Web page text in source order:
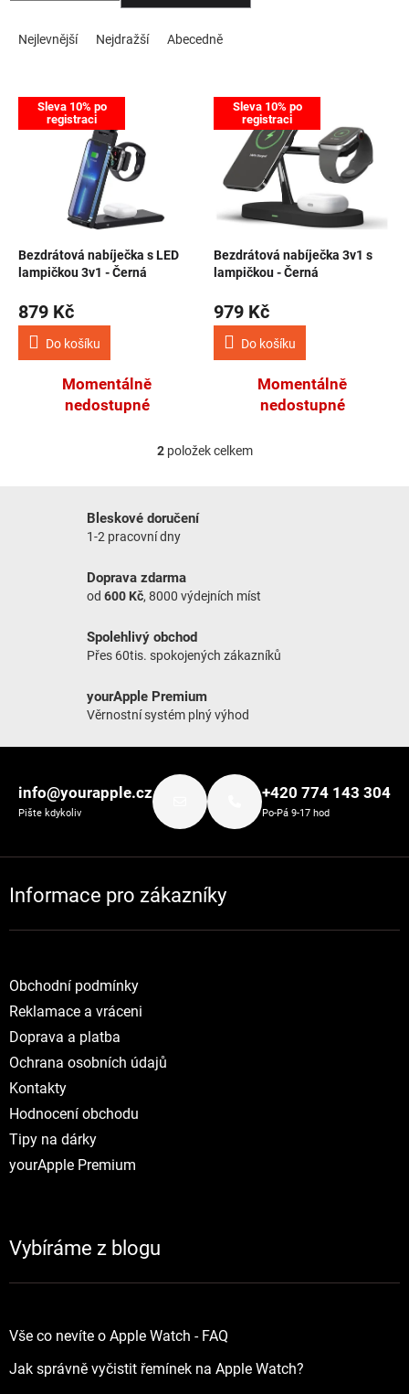
Nejlevnější Nejdražší Abecedně
Výpis produktů
Sleva 10% po
registraci
Bezdrátová nabíječka s LED
lampičkou 3v1 - Černá
879 Kč
Do košíku
Momentálně
nedostupné
Sleva 10% po
registraci
Bezdrátová nabíječka 3v1 s
lampičkou - Černá
979 Kč
Do košíku
Momentálně
nedostupné
Ovládací prvky výpisu
2položek celkem
Bleskové doručení
1-2 pracovní dny
Doprava zdarma
od 600 Kč, 8000 výdejních míst
Spolehlivý obchod
Přes 60tis. spokojených zákazníků
yourApple Premium
Věrnostní systém plný výhod
info@yourapple.cz
Pište kdykoliv
+420 774 143 304
Po-Pá 9-17 hod
Informace pro zákazníky
Obchodní podmínky
Reklamace a vráceni
Doprava a platba
Ochrana osobních údajů
Kontakty
Hodnocení obchodu
Tipy na dárky
yourApple Premium
Vybíráme z blogu
Vše co nevíte o Apple Watch - FAQ
Jak správně vyčistit řemínek na Apple Watch?